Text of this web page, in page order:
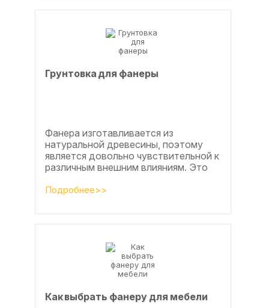
Грунтовка для фанеры
Фанера изготавливается из
натуральной древесины, поэтому
является довольно чувствительной к
различным внешним влияниям. Это
расширении, растрескивании,...
Подробнее>>
Как выбрать фанеру для мебели